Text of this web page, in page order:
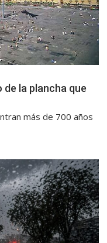
la plancha que
más de 700 años